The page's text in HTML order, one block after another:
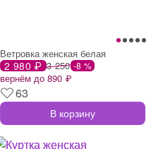
Ветровка женская белая
2 980 ₽ 3 250 -8 %
вернём до 890 ₽
63
В корзину